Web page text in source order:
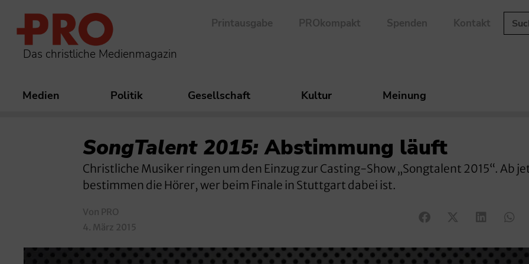
Das christliche Medienmagazin
Printausgabe PROkompakt Spenden Kontakt
Medien Politik Gesellschaft Kultur Meinung
SongTalent 2015: Abstimmung läuft
Christliche Musiker ringen um den Einzug zur Casting-Show „Songtalent 2015“. Ab
bestimmen die Hörer, wer beim Finale in Stuttgart dabei ist.
Von PRO
4. März 2015